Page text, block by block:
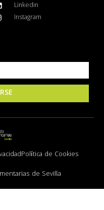
Linkedin
Instagram
Política de Cookies
de Sevilla